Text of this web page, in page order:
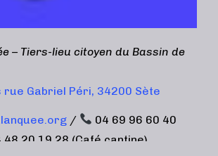
– Tiers-lieu citoyen du Bassin de
rue Gabriel Péri, 34200 Sète
/
04 69 96 60 40
48 20 19 28 (Café cantine)